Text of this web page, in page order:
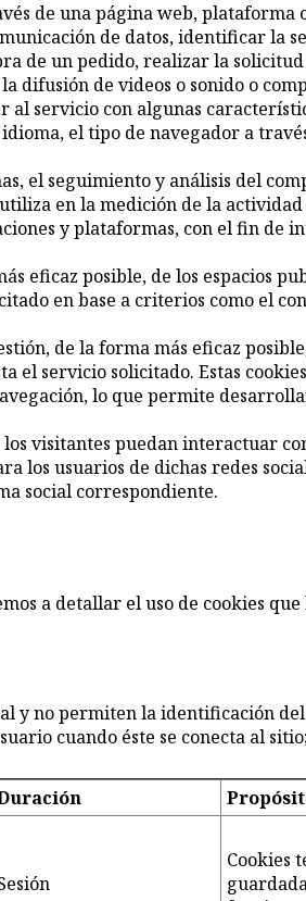
de una página web,
de datos, identificar la
de un pedido, realizar la
de videos o sonido o
al servicio con algunas
el tipo de navegador a
el seguimiento y análisis del
en la medición de la
y plataformas, con el fin de
eficaz posible, de los espacios
en base a criterios como el
de la forma más eficaz
el servicio solicitado. Estas
lo que permite
visitantes puedan interactuar
los usuarios de dichas redes
social correspondiente.
a detallar el uso de cookies
y no permiten la identificación
cuando éste se conecta al
Cookies